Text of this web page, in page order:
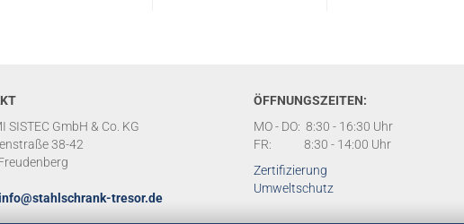
SISTEC GmbH & Co. KG
38-42
tresor.de
ÖFFNUNGSZEITEN:
MO - DO: 8:30 - 16:30 Uhr
FR: 8:30 - 14:00 Uhr
Zertifizierung
Umweltschutz